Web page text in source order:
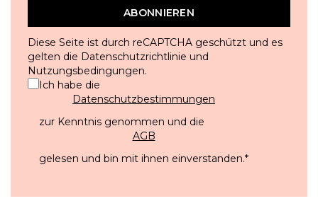
ABONNIEREN
Diese Seite ist durch reCAPTCHA geschützt und es
gelten die Datenschutzrichtlinie und
Nutzungsbedingungen.
Ich habe die
Datenschutzbestimmungen
zur Kenntnis genommen und die
AGB
gelesen und bin mit ihnen einverstanden.*